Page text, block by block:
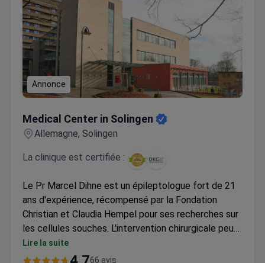
Annonce
Medical Center in Solingen
Allemagne, Solingen
La clinique est certifiée :
Le Pr Marcel Dihne est un épileptologue fort de 21
ans d'expérience, récompensé par la Fondation
Christian et Claudia Hempel pour ses recherches sur
les cellules souches. L'intervention chirurgicale peut
coûter environ 10 000 €, ce qui couvre généralement
l'acte opératoire, un séjour de 2 à 3 nuits, l'EEG, les
Lire la suite
66 avis